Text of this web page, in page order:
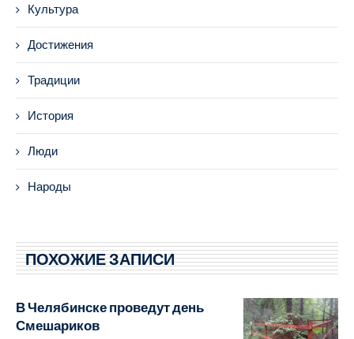
Культура
Достижения
Традиции
История
Люди
Народы
ПОХОЖИЕ ЗАПИСИ
В Челябинске проведут день
Смешариков